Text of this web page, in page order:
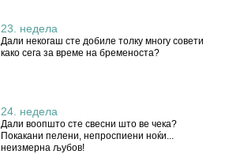
23. недела
Дали некогаш сте добиле толку многу совети
како сега за време на бременоста?
24. недела
Дали воопшто сте свесни што ве чека?
Покакани пелени, непроспиени ноќи...
неизмерна љубов!